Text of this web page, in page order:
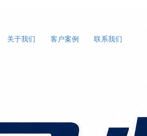
关于我们 客户案例 联系我们